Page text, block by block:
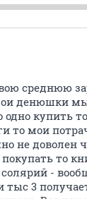
среднюю
денюшки
купить
то мои
не доволен
то
солярий -
3